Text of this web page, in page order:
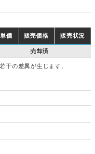
価 販売価格 販売状況
売却済
干の差異が生じます。